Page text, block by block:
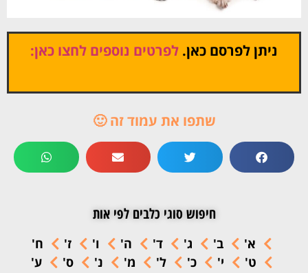
ניתן לפרסם כאן. לפרטים נוספים לחצו כאן:
שתפו את עמוד זה 🙂
חיפוש סוגי כלבים לפי אות
א' ב' ג' ד' ה' ו' ז'
ח'
ט'
י' כ' ל' מ' נ' ס'
ע'